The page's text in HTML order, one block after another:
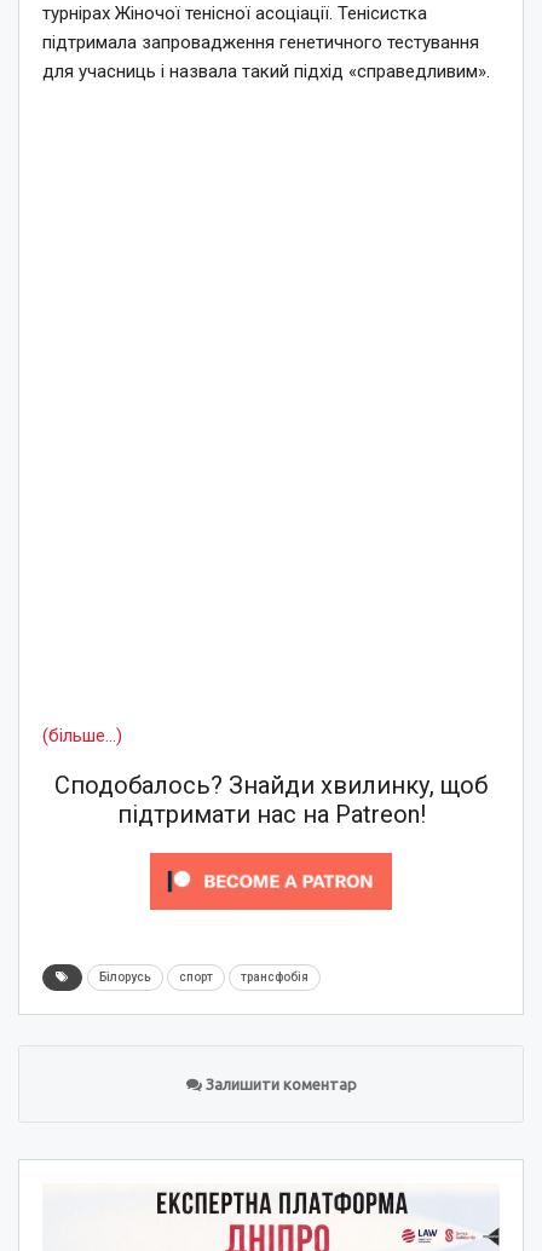
турнірах Жіночої тенісної асоціації. Тенісистка
підтримала запровадження генетичного тестування
для учасниць і назвала такий підхід «справедливим».
(більше…)
Сподобалось? Знайди хвилинку, щоб
підтримати нас на Patreon!
Білорусь спорт трансфобія
Залишити коментар